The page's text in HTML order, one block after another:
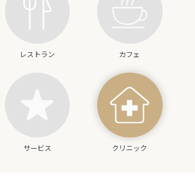
レストラン カフェ
サービス クリニック